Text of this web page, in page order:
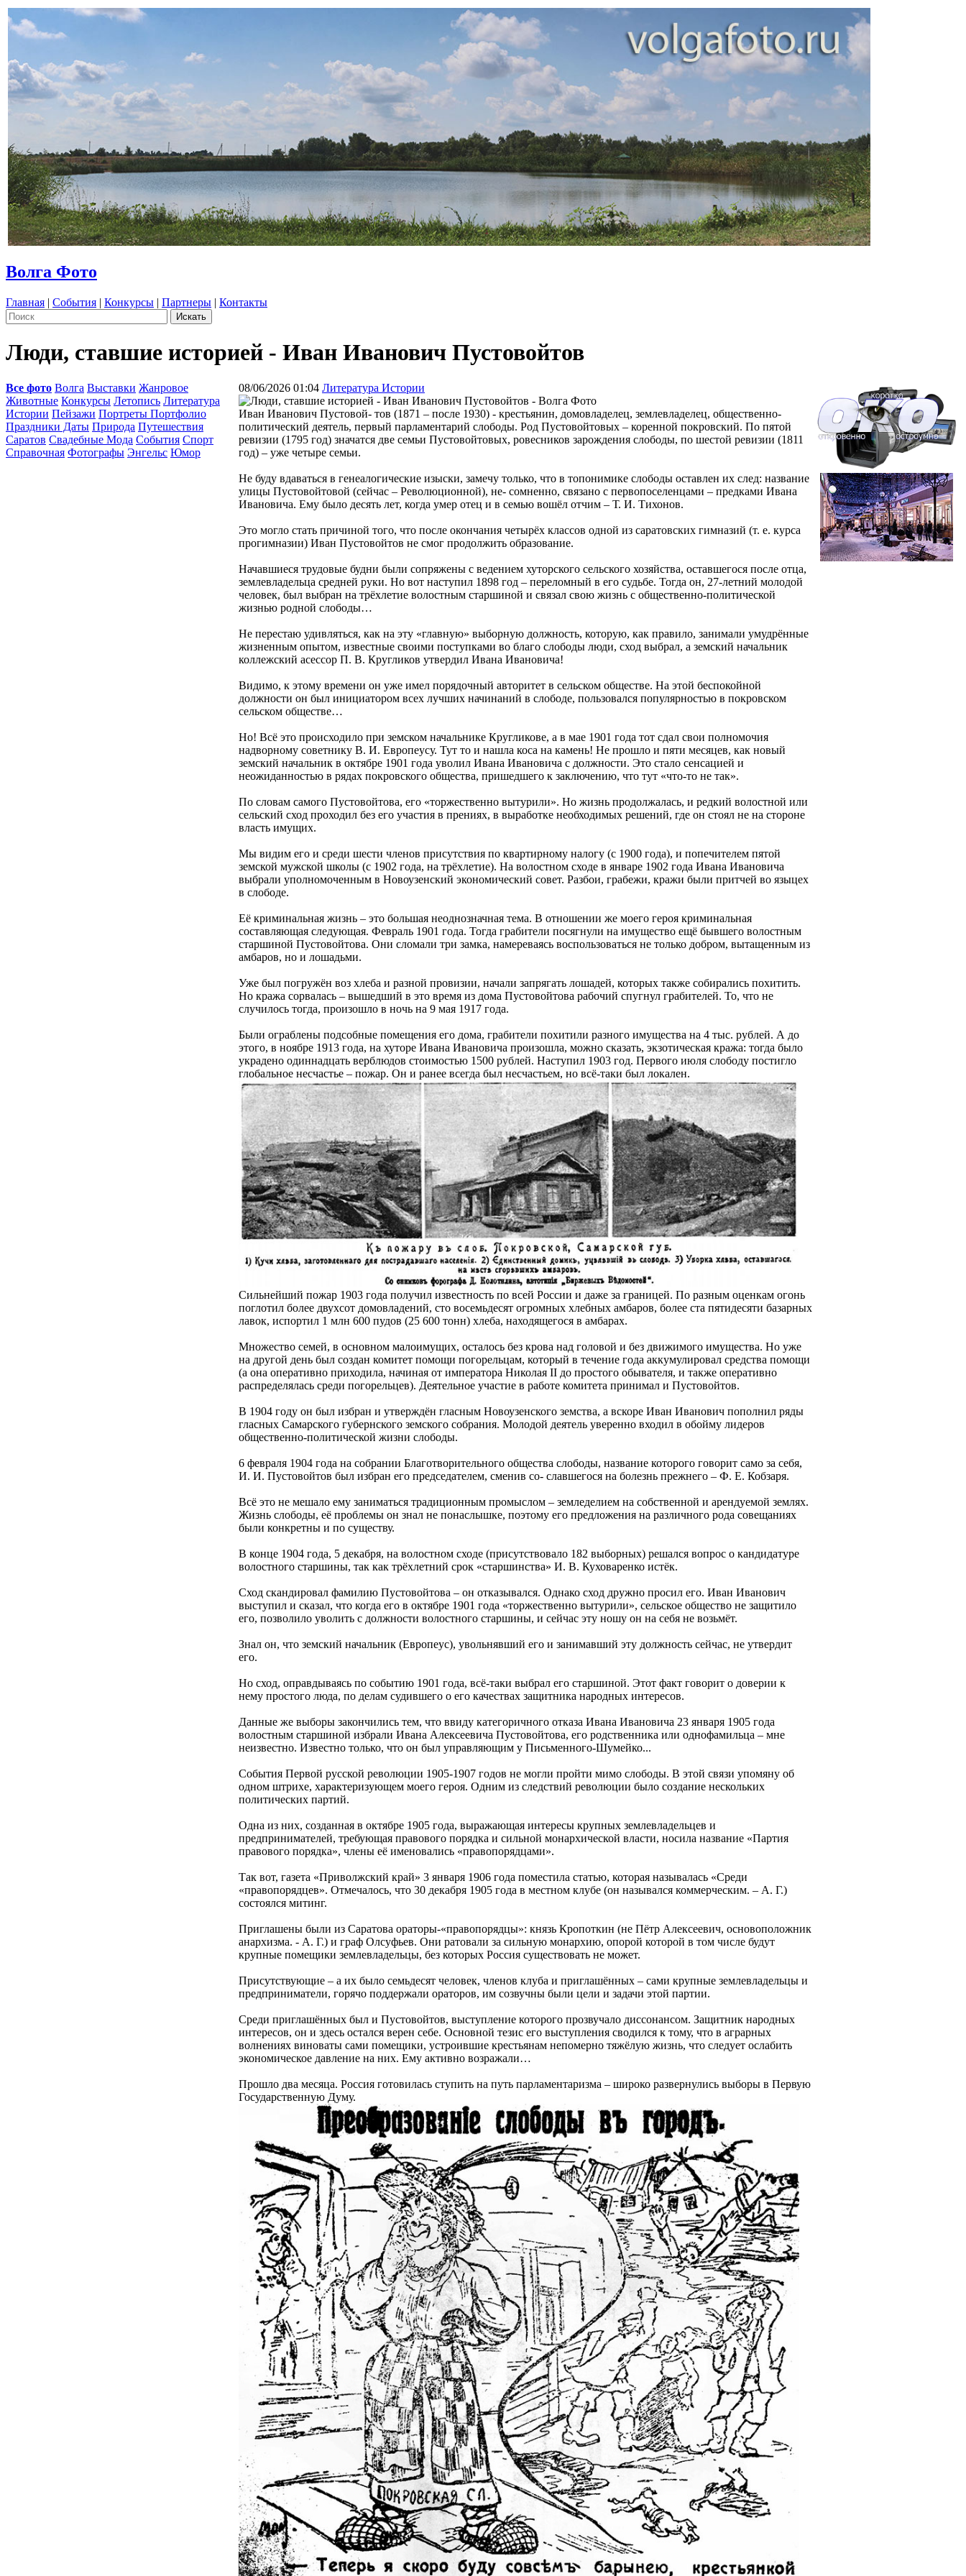
Волга Фото
Главная | События | Конкурсы | Партнеры | Контакты
Люди, ставшие историей - Иван Иванович Пустовойтов
Все фото Волга Выставки Жанровое
Животные Конкурсы Летопись Литература
Истории Пейзажи Портреты Портфолио
Праздники Даты Природа Путешествия
Саратов Свадебные Мода События Спорт
Справочная Фотографы Энгельс Юмор
08/06/2026 01:04 Литература Истории
Иван Иванович Пустовой- тов (1871 – после 1930) - крестьянин, домовладелец, землевладелец, общественно-
политический деятель, первый парламентарий слободы. Род Пустовойтовых – коренной покровский. По пятой
ревизии (1795 год) значатся две семьи Пустовойтовых, ровесников зарождения слободы, по шестой ревизии (1811
год) – уже четыре семьи.
Не буду вдаваться в генеалогические изыски, замечу только, что в топонимике слободы оставлен их след: название
улицы Пустовойтовой (сейчас – Революционной), не- сомненно, связано с первопоселенцами – предками Ивана
Ивановича. Ему было десять лет, когда умер отец и в семью вошёл отчим – Т. И. Тихонов.
Это могло стать причиной того, что после окончания четырёх классов одной из саратовских гимназий (т. е. курса
прогимназии) Иван Пустовойтов не смог продолжить образование.
Начавшиеся трудовые будни были сопряжены с ведением хуторского сельского хозяйства, оставшегося после отца,
землевладельца средней руки. Но вот наступил 1898 год – переломный в его судьбе. Тогда он, 27-летний молодой
человек, был выбран на трёхлетие волостным старшиной и связал свою жизнь с общественно-политической
жизнью родной слободы…
Не перестаю удивляться, как на эту «главную» выборную должность, которую, как правило, занимали умудрённые
жизненным опытом, известные своими поступками во благо слободы люди, сход выбрал, а земский начальник
коллежский асессор П. В. Кругликов утвердил Ивана Ивановича!
Видимо, к этому времени он уже имел порядочный авторитет в сельском обществе. На этой беспокойной
должности он был инициатором всех лучших начинаний в слободе, пользовался популярностью в покровском
сельском обществе…
Но! Всё это происходило при земском начальнике Кругликове, а в мае 1901 года тот сдал свои полномочия
надворному советнику В. И. Европеусу. Тут то и нашла коса на камень! Не прошло и пяти месяцев, как новый
земский начальник в октябре 1901 года уволил Ивана Ивановича с должности. Это стало сенсацией и
неожиданностью в рядах покровского общества, пришедшего к заключению, что тут «что-то не так».
По словам самого Пустовойтова, его «торжественно вытурили». Но жизнь продолжалась, и редкий волостной или
сельский сход проходил без его участия в прениях, в выработке необходимых решений, где он стоял не на стороне
власть имущих.
Мы видим его и среди шести членов присутствия по квартирному налогу (с 1900 года), и попечителем пятой
земской мужской школы (с 1902 года, на трёхлетие). На волостном сходе в январе 1902 года Ивана Ивановича
выбрали уполномоченным в Новоузенский экономический совет. Разбои, грабежи, кражи были притчей во языцех
в слободе.
Её криминальная жизнь – это большая неоднозначная тема. В отношении же моего героя криминальная
составляющая следующая. Февраль 1901 года. Тогда грабители посягнули на имущество ещё бывшего волостным
старшиной Пустовойтова. Они сломали три замка, намереваясь воспользоваться не только добром, вытащенным из
амбаров, но и лошадьми.
Уже был погружён воз хлеба и разной провизии, начали запрягать лошадей, которых также собирались похитить.
Но кража сорвалась – вышедший в это время из дома Пустовойтова рабочий спугнул грабителей. То, что не
случилось тогда, произошло в ночь на 9 мая 1917 года.
Были ограблены подсобные помещения его дома, грабители похитили разного имущества на 4 тыс. рублей. А до
этого, в ноябре 1913 года, на хуторе Ивана Ивановича произошла, можно сказать, экзотическая кража: тогда было
украдено одиннадцать верблюдов стоимостью 1500 рублей. Наступил 1903 год. Первого июля слободу постигло
глобальное несчастье – пожар. Он и ранее всегда был несчастьем, но всё-таки был локален.
Сильнейший пожар 1903 года получил известность по всей России и даже за границей. По разным оценкам огонь
поглотил более двухсот домовладений, сто восемьдесят огромных хлебных амбаров, более ста пятидесяти базарных
лавок, испортил 1 млн 600 пудов (25 600 тонн) хлеба, находящегося в амбарах.
Множество семей, в основном малоимущих, осталось без крова над головой и без движимого имущества. Но уже
на другой день был создан комитет помощи погорельцам, который в течение года аккумулировал средства помощи
(а она оперативно приходила, начиная от императора Николая II до простого обывателя, и также оперативно
распределялась среди погорельцев). Деятельное участие в работе комитета принимал и Пустовойтов.
В 1904 году он был избран и утверждён гласным Новоузенского земства, а вскоре Иван Иванович пополнил ряды
гласных Самарского губернского земского собрания. Молодой деятель уверенно входил в обойму лидеров
общественно-политической жизни слободы.
6 февраля 1904 года на собрании Благотворительного общества слободы, название которого говорит само за себя,
И. И. Пустовойтов был избран его председателем, сменив со- славшегося на болезнь прежнего – Ф. Е. Кобзаря.
Всё это не мешало ему заниматься традиционным промыслом – земледелием на собственной и арендуемой землях.
Жизнь слободы, её проблемы он знал не понаслышке, поэтому его предложения на различного рода совещаниях
были конкретны и по существу.
В конце 1904 года, 5 декабря, на волостном сходе (присутствовало 182 выборных) решался вопрос о кандидатуре
волостного старшины, так как трёхлетний срок «старшинства» И. В. Куховаренко истёк.
Сход скандировал фамилию Пустовойтова – он отказывался. Однако сход дружно просил его. Иван Иванович
выступил и сказал, что когда его в октябре 1901 года «торжественно вытурили», сельское общество не защитило
его, позволило уволить с должности волостного старшины, и сейчас эту ношу он на себя не возьмёт.
Знал он, что земский начальник (Европеус), увольнявший его и занимавший эту должность сейчас, не утвердит
его.
Но сход, оправдываясь по событию 1901 года, всё-таки выбрал его старшиной. Этот факт говорит о доверии к
нему простого люда, по делам судившего о его качествах защитника народных интересов.
Данные же выборы закончились тем, что ввиду категоричного отказа Ивана Ивановича 23 января 1905 года
волостным старшиной избрали Ивана Алексеевича Пустовойтова, его родственника или однофамильца – мне
неизвестно. Известно только, что он был управляющим у Письменного-Шумейко...
События Первой русской революции 1905-1907 годов не могли пройти мимо слободы. В этой связи упомяну об
одном штрихе, характеризующем моего героя. Одним из следствий революции было создание нескольких
политических партий.
Одна из них, созданная в октябре 1905 года, выражающая интересы крупных землевладельцев и
предпринимателей, требующая правового порядка и сильной монархической власти, носила название «Партия
правового порядка», члены её именовались «правопорядцами».
Так вот, газета «Приволжский край» 3 января 1906 года поместила статью, которая называлась «Среди
«правопорядцев». Отмечалось, что 30 декабря 1905 года в местном клубе (он назывался коммерческим. – А. Г.)
состоялся митинг.
Приглашены были из Саратова ораторы-«правопорядцы»: князь Кропоткин (не Пётр Алексеевич, основоположник
анархизма. - А. Г.) и граф Олсуфьев. Они ратовали за сильную монархию, опорой которой в том числе будут
крупные помещики землевладельцы, без которых Россия существовать не может.
Присутствующие – а их было семьдесят человек, членов клуба и приглашённых – сами крупные землевладельцы и
предприниматели, горячо поддержали ораторов, им созвучны были цели и задачи этой партии.
Среди приглашённых был и Пустовойтов, выступление которого прозвучало диссонансом. Защитник народных
интересов, он и здесь остался верен себе. Основной тезис его выступления сводился к тому, что в аграрных
волнениях виноваты сами помещики, устроившие крестьянам непомерно тяжёлую жизнь, что следует ослабить
экономическое давление на них. Ему активно возражали…
Прошло два месяца. Россия готовилась ступить на путь парламентаризма – широко развернулись выборы в Первую
Государственную Думу.